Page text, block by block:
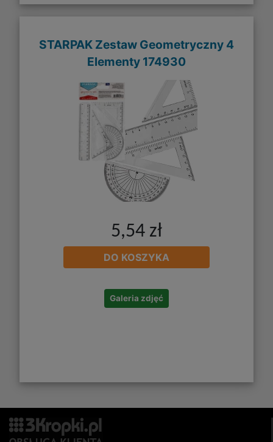
STARPAK Zestaw Geometryczny 4
Elementy 174930
5,54 zł
DO KOSZYKA
Galeria zdjęć